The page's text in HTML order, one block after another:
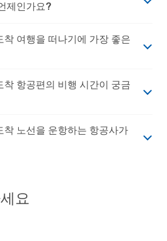
제인가요?
착 여행을 떠나기에 가장 좋은
착 항공편의 비행 시간이 궁금
착 노선을 운항하는 항공사가
요